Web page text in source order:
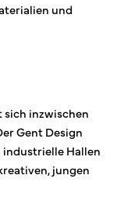
und
inzwischen
Gent Design
Hallen
jungen